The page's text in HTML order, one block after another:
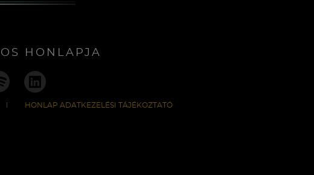
HONLAPJA
HONLAP ADATKEZELÉSI TÁJÉKOZTATÓ